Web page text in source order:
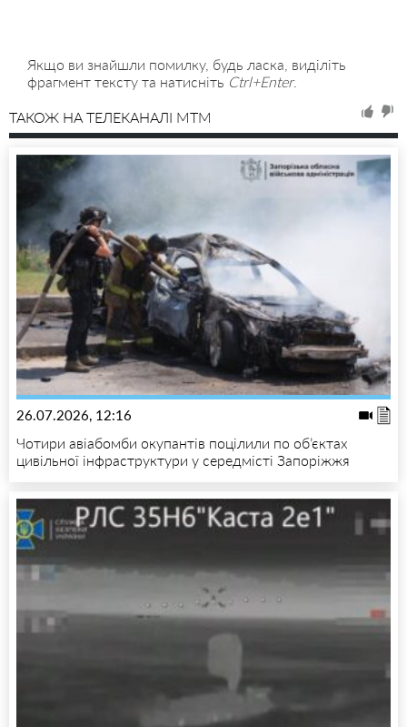
Якщо ви знайшли помилку, будь ласка, виділіть
фрагмент тексту та натисніть Ctrl+Enter.
ТАКОЖ НА ТЕЛЕКАНАЛІ MTM
26.07.2026, 12:16
Чотири авіабомби окупантів поцілили по об’єктах
цивільної інфраструктури у середмісті Запоріжжя